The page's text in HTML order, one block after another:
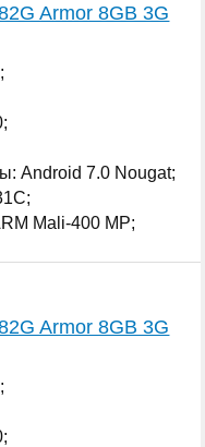
Armor 8GB 3G
Android 7.0 Nougat;
Mali-400 MP;
Armor 8GB 3G